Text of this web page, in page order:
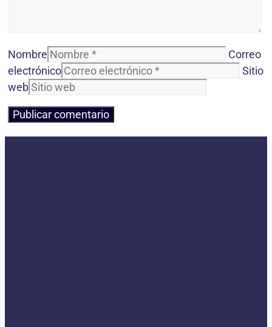
Nombre
Correo
electrónico
Sitio
web